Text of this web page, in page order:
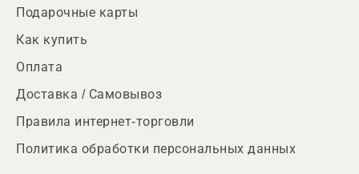
Подарочные карты
Как купить
Оплата
Доставка / Самовывоз
Правила интернет-торговли
Политика обработки персональных данных